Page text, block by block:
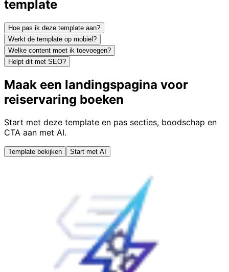
template
Hoe pas ik deze template aan?
Werkt de template op mobiel?
Welke content moet ik toevoegen?
Helpt dit met SEO?
Maak een landingspagina voor
reiservaring boeken
Start met deze template en pas secties, boodschap en
CTA aan met AI.
Template bekijken Start met AI